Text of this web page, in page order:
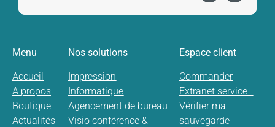
Menu
Accueil
A propos
Boutique
Actualités
Nos solutions
Impression
Informatique
Agencement de bureau
Visio conférence &
Espace client
Commander
Extranet service+
Vérifier ma
sauvegarde